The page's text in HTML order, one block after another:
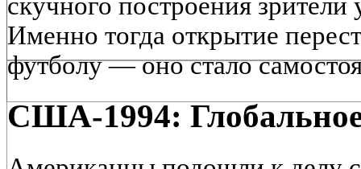
Именно тогда открытие
футболу — оно стало
США-1994: